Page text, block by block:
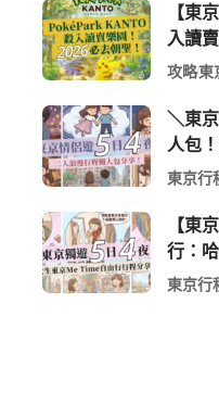
【東
入讀
定周邊
攻略東
＼東
人包
中目
東京行
【東
行：
東京行